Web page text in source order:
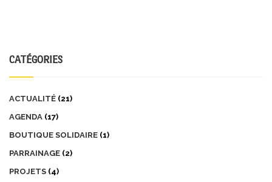
CATÉGORIES
ACTUALITÉ (21)
AGENDA (17)
BOUTIQUE SOLIDAIRE (1)
PARRAINAGE (2)
PROJETS (4)